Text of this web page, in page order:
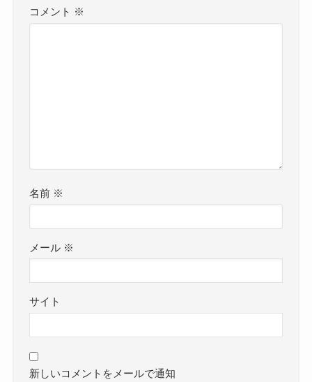
コメント ※
名前 ※
メール ※
サイト
新しいコメントをメールで通知